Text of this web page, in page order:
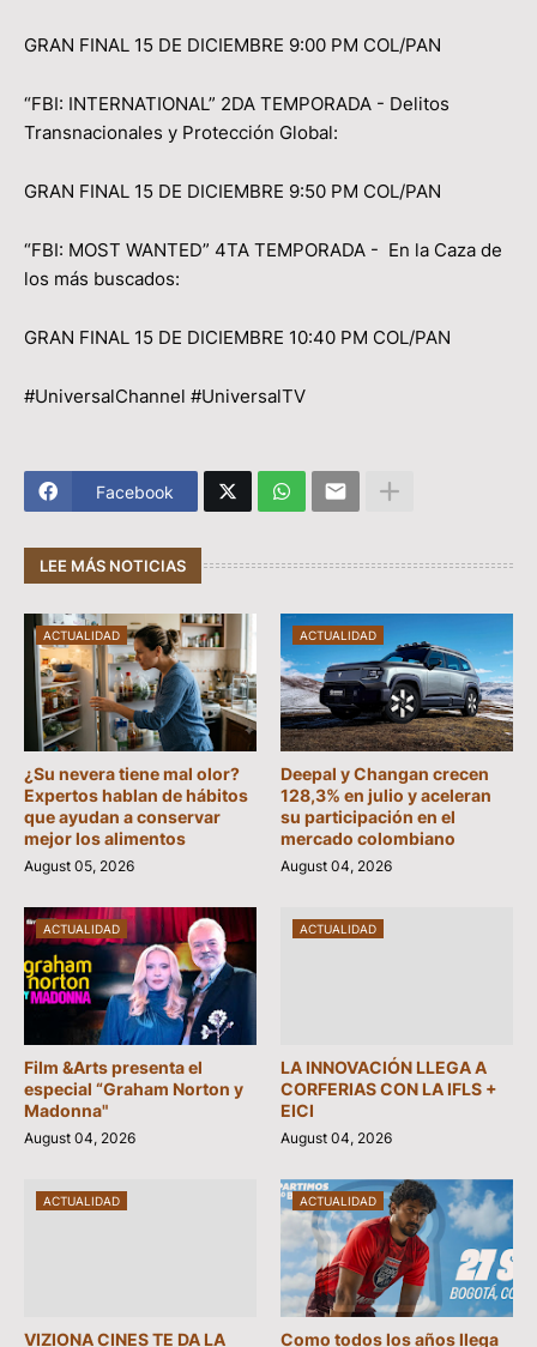
GRAN FINAL 15 DE DICIEMBRE 9:00 PM COL/PAN
“FBI: INTERNATIONAL” 2DA TEMPORADA - Delitos
Transnacionales y Protección Global:
GRAN FINAL 15 DE DICIEMBRE 9:50 PM COL/PAN
“FBI: MOST WANTED” 4TA TEMPORADA - En la Caza de
los más buscados:
GRAN FINAL 15 DE DICIEMBRE 10:40 PM COL/PAN
#UniversalChannel #UniversalTV
Facebook
LEE MÁS NOTICIAS
ACTUALIDAD
¿Su nevera tiene mal olor?
Expertos hablan de hábitos
que ayudan a conservar
mejor los alimentos
August 05, 2026
ACTUALIDAD
Deepal y Changan crecen
128,3% en julio y aceleran
su participación en el
mercado colombiano
August 04, 2026
ACTUALIDAD
Film &Arts presenta el
especial “Graham Norton y
Madonna"
August 04, 2026
ACTUALIDAD
LA INNOVACIÓN LLEGA A
CORFERIAS CON LA IFLS +
EICI
August 04, 2026
ACTUALIDAD
VIZIONA CINES TE DA LA
ACTUALIDAD
Como todos los años llega